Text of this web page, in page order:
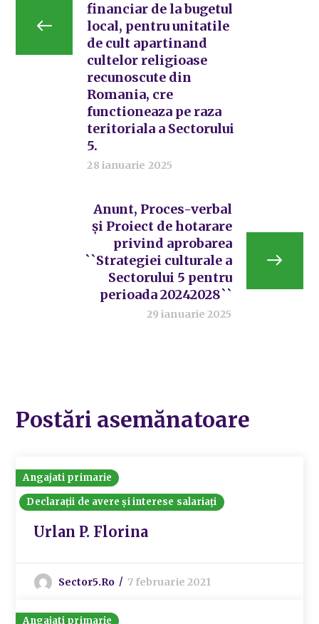
financiar de la bugetul
local, pentru unitatile
de cult apartinand
cultelor religioase
recunoscute din
Romania, cre
functioneaza pe raza
teritoriala a Sectorului
5.
28 ianuarie 2025
Anunt, Proces-verbal
și Proiect de hotarare
privind aprobarea
``Strategiei culturale a
Sectorului 5 pentru
perioada 20242028``
29 ianuarie 2025
Postări asemănatoare
Angajati primarie
Declarații de avere și interese salariați
Urlan P. Florina
Sector5.ro 7 februarie 2021
Angajati primarie